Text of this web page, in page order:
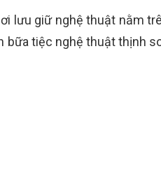
lưu giữ nghệ thuật nằm
bữa tiệc nghệ thuật thịnh